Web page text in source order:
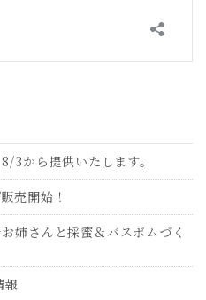
3から提供いたします。
売開始！
姉さんと採蜜＆バスボムづく
報